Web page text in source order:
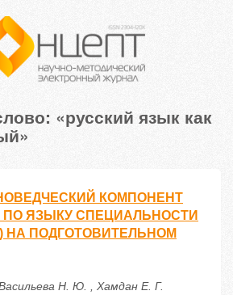
«русский язык как
КОМПОНЕНТ
ПО ЯЗЫКУ СПЕЦИАЛЬНОСТИ
НА ПОДГОТОВИТЕЛЬНОМ
Н. Ю. , Хамдан Е. Г.